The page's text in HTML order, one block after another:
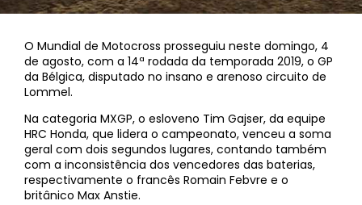
O Mundial de Motocross prosseguiu neste domingo, 4
de agosto, com a 14ª rodada da temporada 2019, o GP
da Bélgica, disputado no insano e arenoso circuito de
Lommel.
Na categoria MXGP, o esloveno Tim Gajser, da equipe
HRC Honda, que lidera o campeonato, venceu a soma
geral com dois segundos lugares, contando também
com a inconsistência dos vencedores das baterias,
respectivamente o francês Romain Febvre e o
britânico Max Anstie.